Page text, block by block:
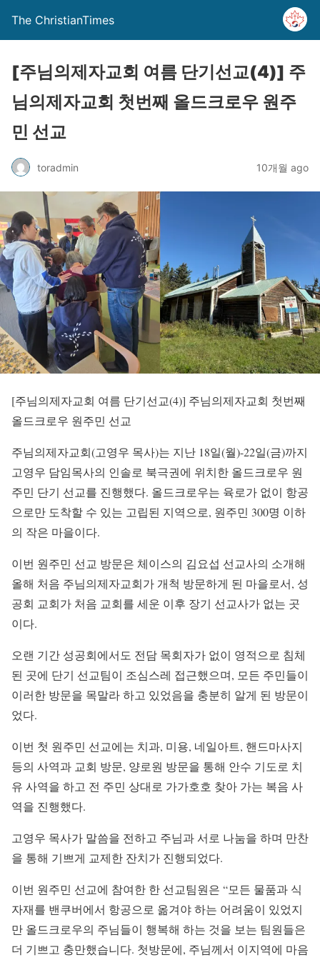
The ChristianTimes
[주님의제자교회 여름 단기선교(4)] 주
님의제자교회 첫번째 올드크로우 원주
민 선교
toradmin 10개월 ago
[주님의제자교회 여름 단기선교(4)] 주님의제자교회 첫번째
올드크로우 원주민 선교
주님의제자교회(고영우 목사)는 지난 18일(월)-22일(금)까지
고영우 담임목사의 인솔로 북극권에 위치한 올드크로우 원
주민 단기 선교를 진행했다. 올드크로우는 육로가 없이 항공
으로만 도착할 수 있는 고립된 지역으로, 원주민 300명 이하
의 작은 마을이다.
이번 원주민 선교 방문은 체이스의 김요섭 선교사의 소개해
올해 처음 주님의제자교회가 개척 방문하게 된 마을로서, 성
공회 교회가 처음 교회를 세운 이후 장기 선교사가 없는 곳
이다.
오랜 기간 성공회에서도 전담 목회자가 없이 영적으로 침체
된 곳에 단기 선교팀이 조심스레 접근했으며, 모든 주민들이
이러한 방문을 목말라 하고 있었음을 충분히 알게 된 방문이
었다.
이번 첫 원주민 선교에는 치과, 미용, 네일아트, 핸드마사지
등의 사역과 교회 방문, 양로원 방문을 통해 안수 기도로 치
유 사역을 하고 전 주민 상대로 가가호호 찾아 가는 복음 사
역을 진행했다.
고영우 목사가 말씀을 전하고 주님과 서로 나눔을 하며 만찬
을 통해 기쁘게 교제한 잔치가 진행되었다.
이번 원주민 선교에 참여한 한 선교팀원은 “모든 물품과 식
자재를 밴쿠버에서 항공으로 옮겨야 하는 어려움이 있었지
만 올드크로우의 주님들이 행복해 하는 것을 보는 팀원들은
더 기쁘고 충만했습니다. 첫방문에, 주님께서 이지역에 마음